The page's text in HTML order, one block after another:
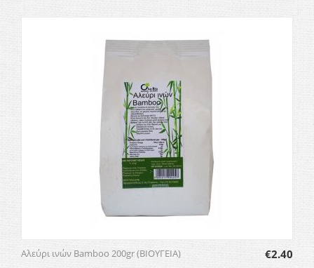
Αλεύρι ινών Bamboo 200gr (ΒΙΟΥΓΕΙΑ) €2.40